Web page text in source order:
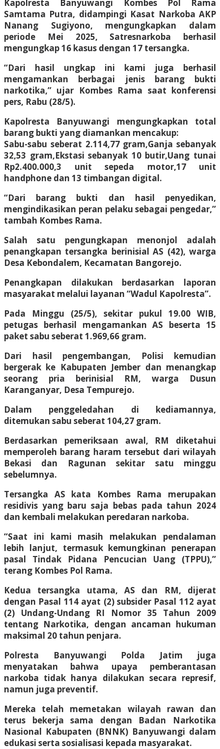
Kapolresta Banyuwangi Kombes Pol Rama
Samtama Putra, didampingi Kasat Narkoba AKP
Nanang Sugiyono, mengungkapkan dalam
periode Mei 2025, Satresnarkoba berhasil
mengungkap 16 kasus dengan 17 tersangka.
“Dari hasil ungkap ini kami juga berhasil
mengamankan berbagai jenis barang bukti
narkotika,” ujar Kombes Rama saat konferensi
pers, Rabu (28/5).
Kapolresta Banyuwangi mengungkapkan total
barang bukti yang diamankan mencakup:
Sabu-sabu seberat 2.114,77 gram,Ganja sebanyak
32,53 gram,Ekstasi sebanyak 10 butir,Uang tunai
Rp2.400.000,3 unit sepeda motor,17 unit
handphone dan 13 timbangan digital.
“Dari barang bukti dan hasil penyedikan,
mengindikasikan peran pelaku sebagai pengedar,”
tambah Kombes Rama.
Salah satu pengungkapan menonjol adalah
penangkapan tersangka berinisial AS (42), warga
Desa Kebondalem, Kecamatan Bangorejo.
Penangkapan dilakukan berdasarkan laporan
masyarakat melalui layanan “Wadul Kapolresta”.
Pada Minggu (25/5), sekitar pukul 19.00 WIB,
petugas berhasil mengamankan AS beserta 15
paket sabu seberat 1.969,66 gram.
Dari hasil pengembangan, Polisi kemudian
bergerak ke Kabupaten Jember dan menangkap
seorang pria berinisial RM, warga Dusun
Karanganyar, Desa Tempurejo.
Dalam penggeledahan di kediamannya,
ditemukan sabu seberat 104,27 gram.
Berdasarkan pemeriksaan awal, RM diketahui
memperoleh barang haram tersebut dari wilayah
Bekasi dan Ragunan sekitar satu minggu
sebelumnya.
Tersangka AS kata Kombes Rama merupakan
residivis yang baru saja bebas pada tahun 2024
dan kembali melakukan peredaran narkoba.
“Saat ini kami masih melakukan pendalaman
lebih lanjut, termasuk kemungkinan penerapan
pasal Tindak Pidana Pencucian Uang (TPPU),”
terang Kombes Pol Rama.
Kedua tersangka utama, AS dan RM, dijerat
dengan Pasal 114 ayat (2) subsider Pasal 112 ayat
(2) Undang-Undang RI Nomor 35 Tahun 2009
tentang Narkotika, dengan ancaman hukuman
maksimal 20 tahun penjara.
Polresta Banyuwangi Polda Jatim juga
menyatakan bahwa upaya pemberantasan
narkoba tidak hanya dilakukan secara represif,
namun juga preventif.
Mereka telah memetakan wilayah rawan dan
terus bekerja sama dengan Badan Narkotika
Nasional Kabupaten (BNNK) Banyuwangi dalam
edukasi serta sosialisasi kepada masyarakat.